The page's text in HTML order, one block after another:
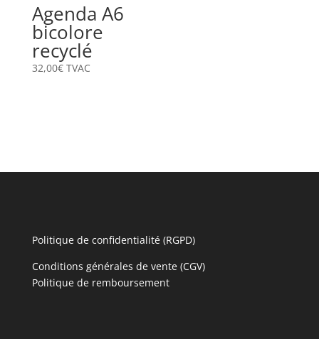
Agenda A6
bicolore
recyclé
32,00€ TVAC
Politique de confidentialité (RGPD)
Conditions générales de vente (CGV)
Politique de remboursement